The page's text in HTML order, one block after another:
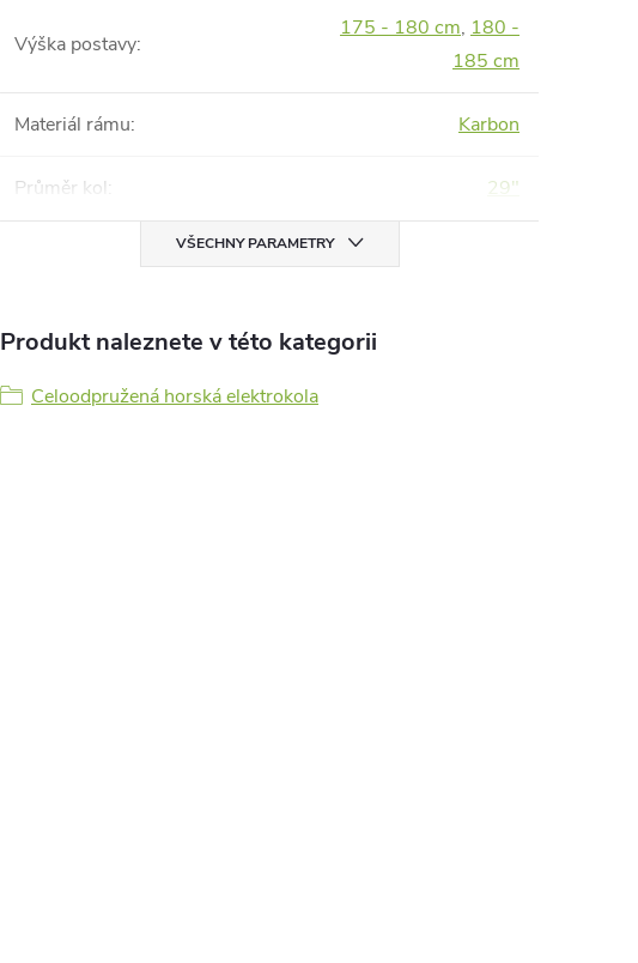
Výška postavy:
175 - 180 cm, 180 -
185 cm
Materiál rámu: Karbon
Průměr kol: 29"
VŠECHNY PARAMETRY
Produkt naleznete v této kategorii
Celoodpružená horská elektrokola